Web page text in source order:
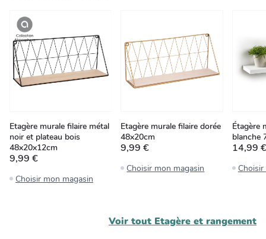
Etagère murale filaire métal
noir et plateau bois
48x20x12cm
9,99 €
Choisir mon magasin
Etagère murale filaire dorée
48x20cm
9,99 €
Choisir mon magasin
Étagère
blanche
14,99 €
Voir tout Etagère et rangement